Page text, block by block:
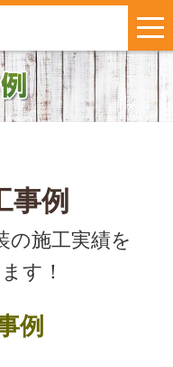
いて
事例
の施工実績を
す！
例